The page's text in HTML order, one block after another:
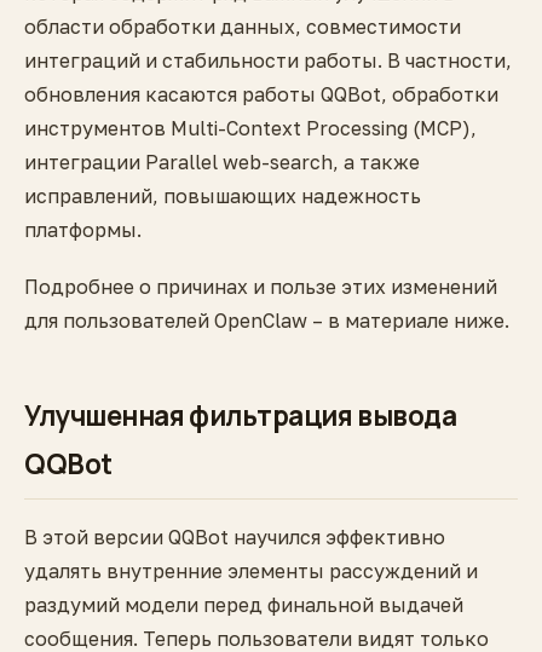
области обработки данных, совместимости
интеграций и стабильности работы. В частности,
обновления касаются работы QQBot, обработки
инструментов Multi-Context Processing (MCP),
интеграции Parallel web-search, а также
исправлений, повышающих надежность
платформы.
Подробнее о причинах и пользе этих изменений
для пользователей OpenClaw – в материале ниже.
Улучшенная фильтрация вывода
QQBot
В этой версии QQBot научился эффективно
удалять внутренние элементы рассуждений и
раздумий модели перед финальной выдачей
сообщения. Теперь пользователи видят только